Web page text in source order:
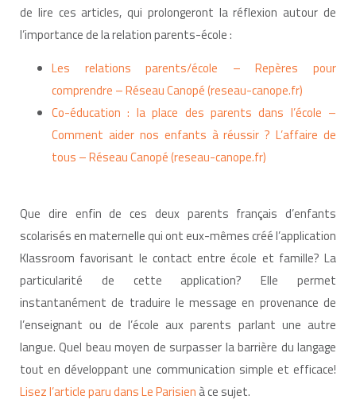
de lire ces articles, qui prolongeront la réflexion autour de
l’importance de la relation parents-école :
Les relations parents/école – Repères pour
comprendre – Réseau Canopé (reseau-canope.fr)
Co-éducation : la place des parents dans l’école –
Comment aider nos enfants à réussir ? L’affaire de
tous – Réseau Canopé (reseau-canope.fr)
Que dire enfin de ces deux parents français d’enfants
scolarisés en maternelle qui ont eux-mêmes créé l’application
Klassroom favorisant le contact entre école et famille? La
particularité de cette application? Elle permet
instantanément de traduire le message en provenance de
l’enseignant ou de l’école aux parents parlant une autre
langue. Quel beau moyen de surpasser la barrière du langage
tout en développant une communication simple et efficace!
Lisez l’article paru dans Le Parisien à ce sujet.